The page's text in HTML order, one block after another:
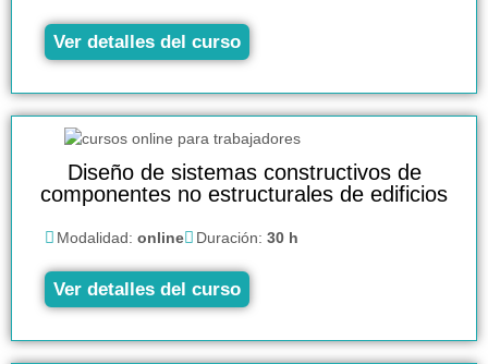
Ver detalles del curso
Diseño de sistemas constructivos de
componentes no estructurales de edificios
Modalidad: online Duración: 30 h
Ver detalles del curso